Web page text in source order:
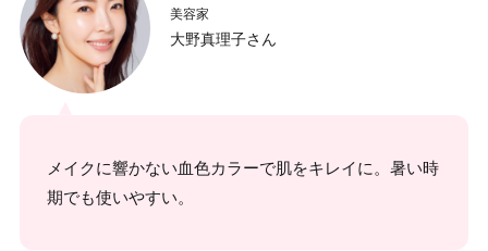
美容家
大野真理子さん
メイクに響かない血色カラーで肌をキレイに。暑い時
期でも使いやすい。